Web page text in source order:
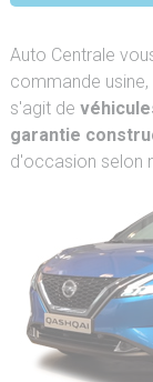
Auto Centrale
commande
s'agit de
garantie
d'occasion selon